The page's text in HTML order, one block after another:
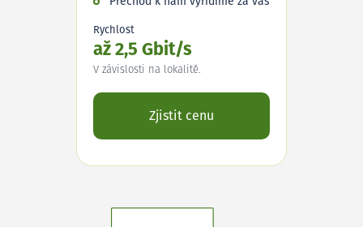
Rychlost
až 2,5 Gbit/s
V závislosti na lokalitě.
Zjistit cenu